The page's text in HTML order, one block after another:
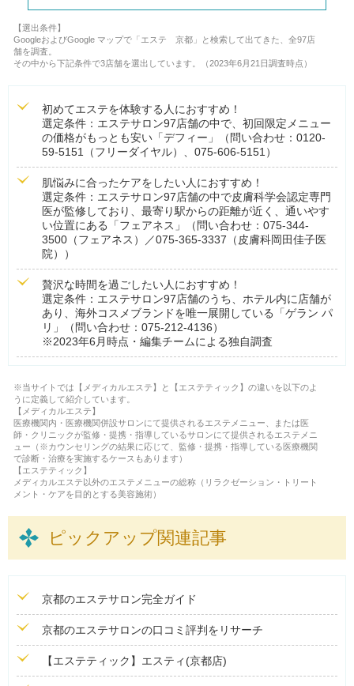
【選出条件】
GoogleおよびGoogle マップで「エステ 京都」と検索して出てきた、全97店
舗を調査。
その中から下記条件で3店舗を選出しています。（2023年6月21日調査時点）
初めてエステを体験する人におすすめ！
選定条件：エステサロン97店舗の中で、初回限定メニュー
の価格がもっとも安い「デフィー」（問い合わせ：0120-
59-5151（フリーダイヤル）、075-606-5151）
肌悩みに合ったケアをしたい人におすすめ！
選定条件：エステサロン97店舗の中で皮膚科学会認定専門
医が監修しており、最寄り駅からの距離が近く、通いやす
い位置にある「フェアネス」（問い合わせ：075-344-
3500（フェアネス）／075-365-3337（皮膚科岡田佳子医
院））
贅沢な時間を過ごしたい人におすすめ！
選定条件：エステサロン97店舗のうち、ホテル内に店舗が
あり、海外コスメブランドを唯一展開している「ゲラン パ
リ」（問い合わせ：075-212-4136）
※2023年6月時点・編集チームによる独自調査
※当サイトでは【メディカルエステ】と【エステティック】の違いを以下のよ
うに定義して紹介しています。
【メディカルエステ】
医療機関内・医療機関併設サロンにて提供されるエステメニュー、または医
師・クリニックが監修・提携・指導しているサロンにて提供されるエステメニ
ュー（※カウンセリングの結果に応じて、監修・提携・指導している医療機関
で診断・治療を実施するケースもあります）
【エステティック】
メディカルエステ以外のエステメニューの総称（リラクゼーション・トリート
メント・ケアを目的とする美容施術）
ピックアップ関連記事
京都のエステサロン完全ガイド
京都のエステサロンの口コミ評判をリサーチ
【エステティック】エスティ(京都店)